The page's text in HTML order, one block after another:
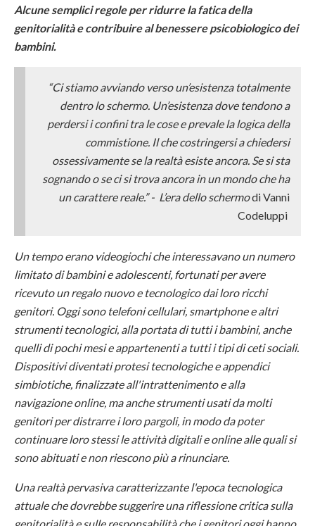
Alcune semplici regole per ridurre la fatica della
genitorialità e contribuire al benessere psicobiologico dei
bambini.
“Ci stiamo avviando verso un’esistenza totalmente
dentro lo schermo. Un’esistenza dove tendono a
perdersi i confini tra le cose e prevale la logica della
commistione. Il che costringersi a chiedersi
ossessivamente se la realtà esiste ancora. Se si sta
sognando o se ci si trova ancora in un mondo che ha
un carattere reale.”- L’era dello schermodi Vanni
Codeluppi
Un tempo erano videogiochi che interessavano un numero
limitato di bambini e adolescenti, fortunati per avere
ricevuto un regalo nuovo e tecnologico dai loro ricchi
genitori. Oggi sono telefoni cellulari, smartphone e altri
strumenti tecnologici, alla portata di tutti i bambini, anche
quelli di pochi mesi e appartenenti a tutti i tipi di ceti sociali.
Dispositivi diventati protesi tecnologiche e appendici
simbiotiche, finalizzate all'intrattenimento e alla
navigazione online, ma anche strumenti usati da molti
genitori per distrarre i loro pargoli, in modo da poter
continuare loro stessi le attività digitali e online alle quali si
sono abituati e non riescono più a rinunciare.
Una realtà pervasiva caratterizzante l'epoca tecnologica
attuale che dovrebbe suggerire una riflessione critica sulla